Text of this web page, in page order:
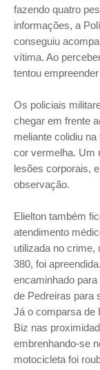
fazendo quatro
informações, a
conseguiu
vítima. Ao
tentou
Os policiais
chegar em frente
meliante colidiu
cor vermelha. Um
lesões corporais,
observação.
Elielton também
atendimento
utilizada no crime,
380, foi
encaminhado
de Pedreiras para
Já o comparsa de
Biz nas
embrenhando-se
motocicleta foi